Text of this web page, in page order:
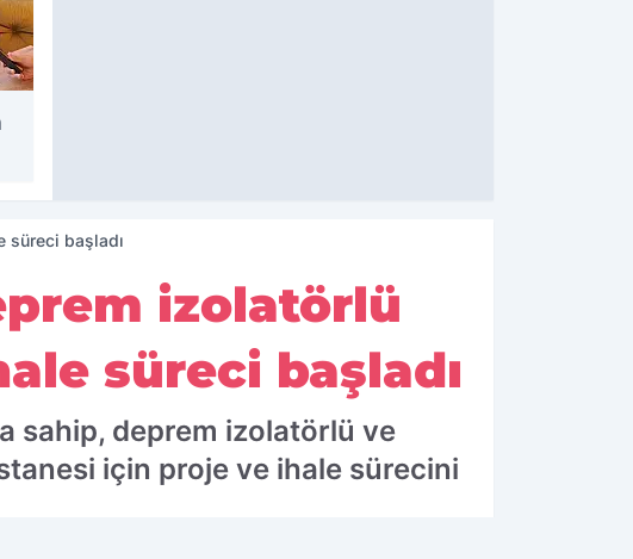
süreci başladı
izolatörlü
süreci başladı
sahip, deprem izolatörlü ve
için proje ve ihale sürecini